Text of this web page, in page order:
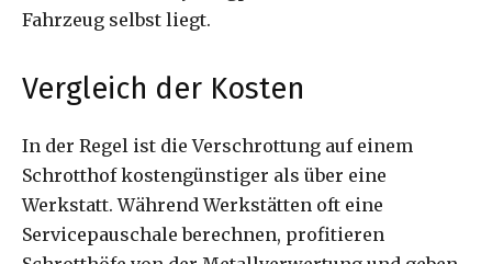
Fahrzeug selbst liegt.
Vergleich der Kosten
In der Regel ist die Verschrottung auf einem
Schrotthof kostengünstiger als über eine
Werkstatt. Während Werkstätten oft eine
Servicepauschale berechnen, profitieren